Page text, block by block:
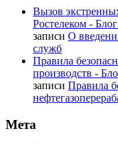
Вызов
Ростелеком -
записи О
служб
Правила
производств -
записи Правила
Мета